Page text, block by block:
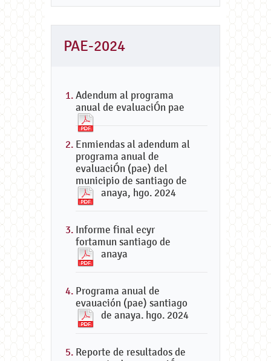
PAE-2024
Adendum al programa
anual de evaluaciÓn pae
Enmiendas al adendum al
programa anual de
evaluaciÓn (pae) del
municipio de santiago de
anaya, hgo. 2024
Informe final ecyr
fortamun santiago de
anaya
Programa anual de
evauación (pae) santiago
de anaya. hgo. 2024
Reporte de resultados de